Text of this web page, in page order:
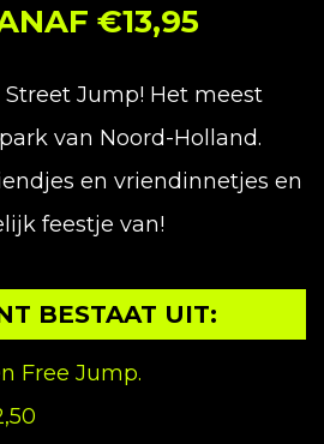
€13,95
Jump! Het meest
van Noord-Holland.
en vriendinnetjes en
feestje van!
BESTAAT UIT:
Free Jump.